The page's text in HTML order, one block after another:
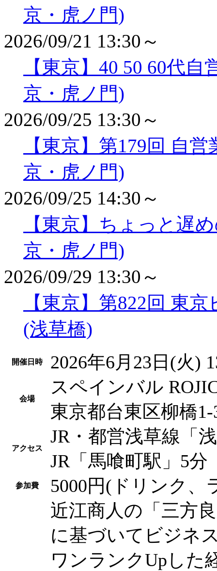
京・虎ノ門)
2026/09/21 13:30～
【東京】40 50 60代
京・虎ノ門)
2026/09/25 13:30～
【東京】第179回 自
京・虎ノ門)
2026/09/25 14:30～
【東京】ちょっと遅
京・虎ノ門)
2026/09/29 13:30～
【東京】第822回 東
(浅草橋)
開催日時 2026年6月23日(火)
会場
スペインバル
東京都台東区柳橋
アクセス
JR・都営浅草線「
JR「馬喰町駅」5分
参加費 5000円(ドリンク、
近江商人の「三方
に基づいてビジネ
ワンランクUpした